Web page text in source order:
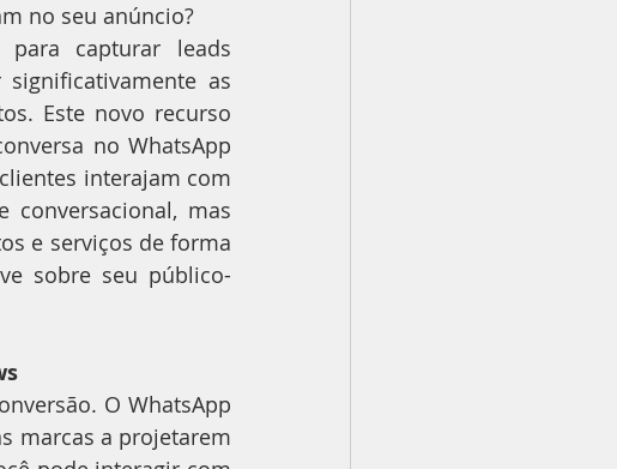
no seu anúncio?
capturar leads
as
Este novo recurso
no WhatsApp
interajam com
mas
e serviços de forma
sobre seu público-
O WhatsApp
marcas a projetarem